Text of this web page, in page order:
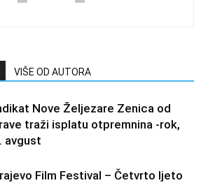
VIŠE OD AUTORA
Nove Željezare Zenica od
traži isplatu otpremnina -rok,
avgust
Film Festival – Četvrto ljeto